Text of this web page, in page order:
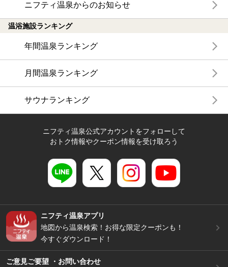
ニフティ温泉からのお知らせ
温浴施設ランキング
年間温泉ランキング
月間温泉ランキング
サウナランキング
ニフティ温泉公式アカウントをフォローして
おトク情報やクーポン情報を受け取ろう
ニフティ温泉アプリ
地図から温泉検索！お得な限定クーポンも！
今すぐダウンロード！
ご意見ご要望 ・お問い合わせ